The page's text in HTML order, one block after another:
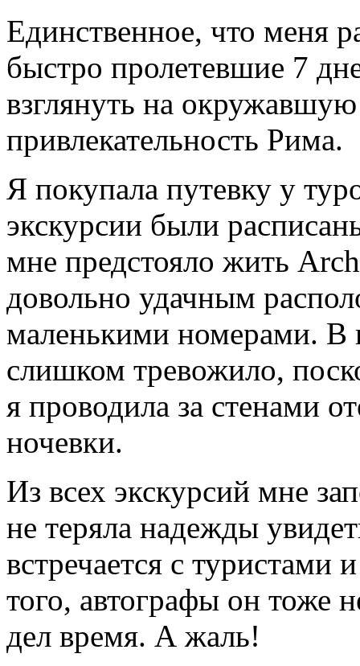
Единственное, что меня
быстро пролетевшие 7
взглянуть на
привлекательность Рима.
Я покупала путевку у
экскурсии были
мне предстояло жить
довольно удачным
маленькими номерами. В
слишком тревожило,
я проводила за стенами
ночевки.
Из всех экскурсий мне
не теряла надежды
встречается с туристами
того, автографы он тоже
дел время. А жаль!